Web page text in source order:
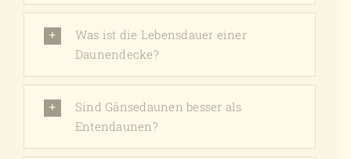
Was ist die Lebensdauer einer
Daunendecke?
Sind Gänsedaunen besser als
Entendaunen?